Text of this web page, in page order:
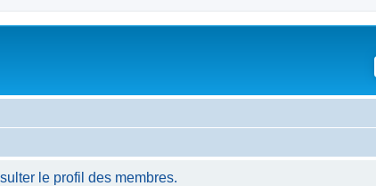
le profil des membres.